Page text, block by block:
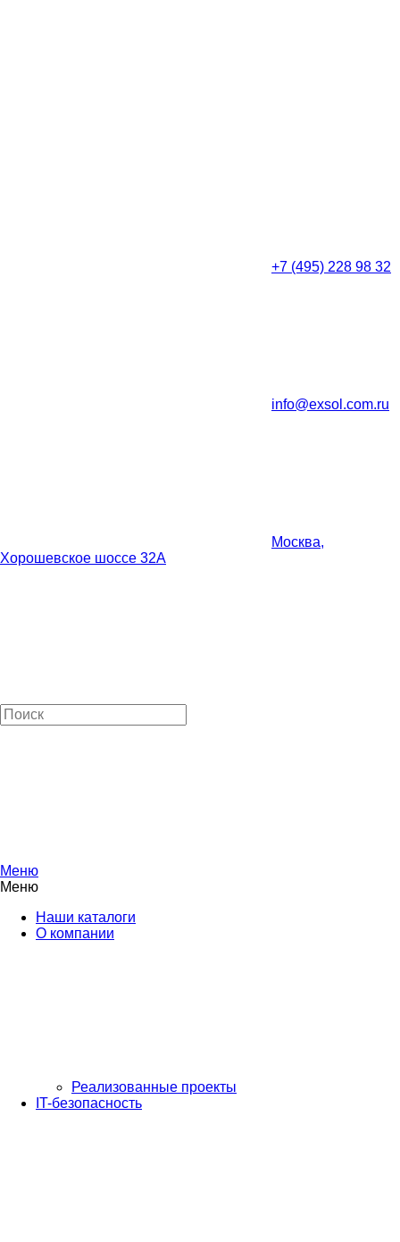
+7 (495) 228 98 32
info@exsol.com.ru
Москва,
Хорошевское шоссе 32А
Меню
Меню
Наши каталоги
О компании
Реализованные проекты
IT-безопасность